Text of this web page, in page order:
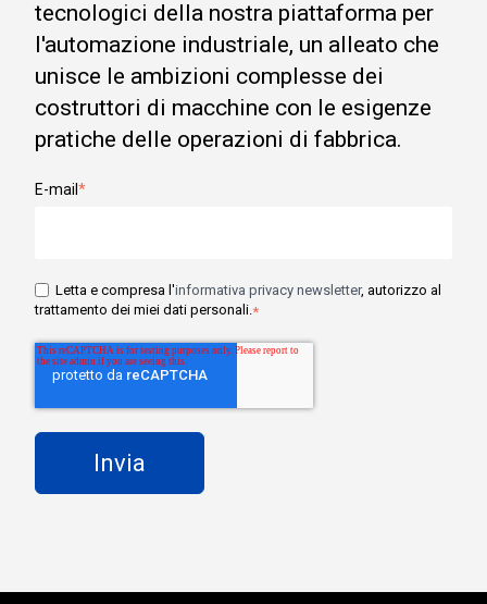
tecnologici della nostra piattaforma per
l'automazione industriale, un alleato che
unisce le ambizioni complesse dei
costruttori di macchine con le esigenze
pratiche delle operazioni di fabbrica.
E-mail *
Letta e compresa l'informativa privacy newsletter, autorizzo al
trattamento dei miei dati personali.*